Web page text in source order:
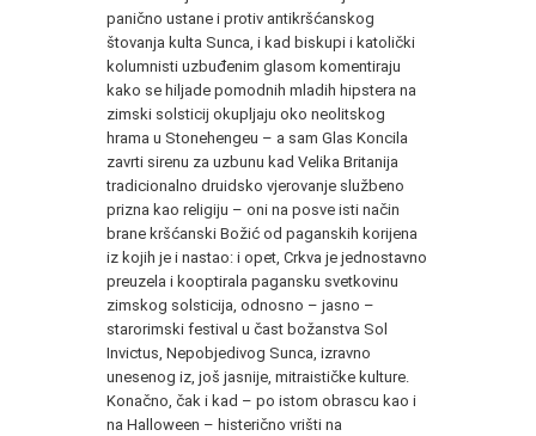
panično ustane i protiv antikršćanskog
štovanja kulta Sunca, i kad biskupi i katolički
kolumnisti uzbuđenim glasom komentiraju
kako se hiljade pomodnih mladih hipstera na
zimski solsticij okupljaju oko neolitskog
hrama u Stonehengeu – a sam Glas Koncila
zavrti sirenu za uzbunu kad Velika Britanija
tradicionalno druidsko vjerovanje službeno
prizna kao religiju – oni na posve isti način
brane kršćanski Božić od paganskih korijena
iz kojih je i nastao: i opet, Crkva je jednostavno
preuzela i kooptirala pagansku svetkovinu
zimskog solsticija, odnosno – jasno –
starorimski festival u čast božanstva Sol
Invictus, Nepobjedivog Sunca, izravno
unesenog iz, još jasnije, mitraističke kulture.
Konačno, čak i kad – po istom obrascu kao i
na Halloween – histerično vrišti na